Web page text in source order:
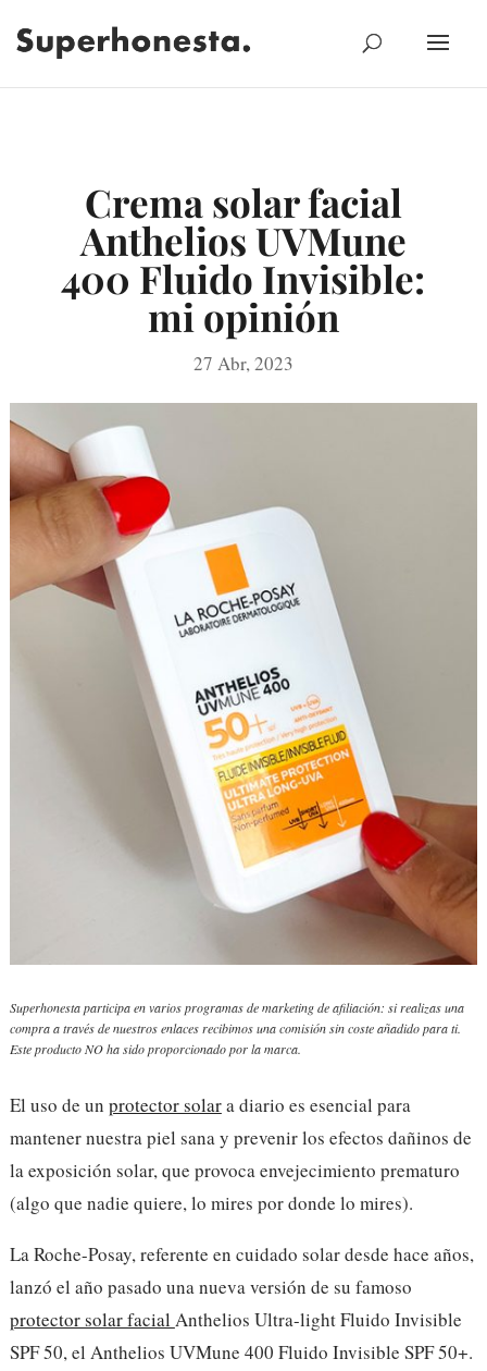
Crema solar facial
Anthelios UVMune
400 Fluido Invisible:
mi opinión
27 Abr, 2023
Superhonesta participa en varios programas de marketing de afiliación: si realizas una
compra a través de nuestros enlaces recibimos una comisión sin coste añadido para ti.
Este producto NO ha sido proporcionado por la marca.
El uso de un protector solara diario es esencial para
mantener nuestra piel sana y prevenir los efectos dañinos de
la exposición solar, que provoca envejecimiento prematuro
(algo que nadie quiere, lo mires por donde lo mires).
La Roche-Posay, referente en cuidado solar desde hace años,
lanzó el año pasado una nueva versión de su famoso
protector solar facial Anthelios Ultra-light Fluido Invisible
SPF 50,el Anthelios UVMune 400 Fluido Invisible SPF 50+.